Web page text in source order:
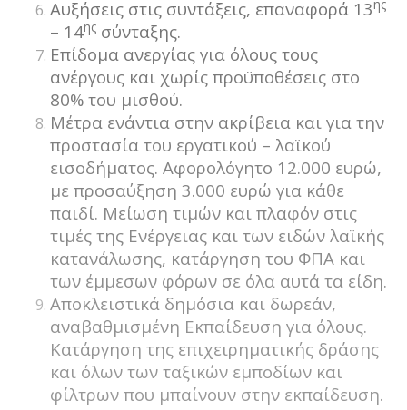
Αυξήσεις στις συντάξεις, επαναφορά 13ης
– 14ης σύνταξης.
Επίδομα ανεργίας για όλους τους
ανέργους και χωρίς προϋποθέσεις στο
80% του μισθού.
Μέτρα ενάντια στην ακρίβεια και για την
προστασία του εργατικού – λαϊκού
εισοδήματος. Αφορολόγητο 12.000 ευρώ,
με προσαύξηση 3.000 ευρώ για κάθε
παιδί. Μείωση τιμών και πλαφόν στις
τιμές της Ενέργειας και των ειδών λαϊκής
κατανάλωσης, κατάργηση του ΦΠΑ και
των έμμεσων φόρων σε όλα αυτά τα είδη.
Αποκλειστικά δημόσια και δωρεάν,
αναβαθμισμένη Εκπαίδευση για όλους.
Κατάργηση της επιχειρηματικής δράσης
και όλων των ταξικών εμποδίων και
φίλτρων που μπαίνουν στην εκπαίδευση.